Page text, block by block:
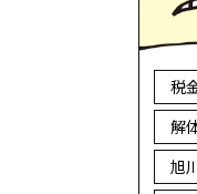
税
解
旭